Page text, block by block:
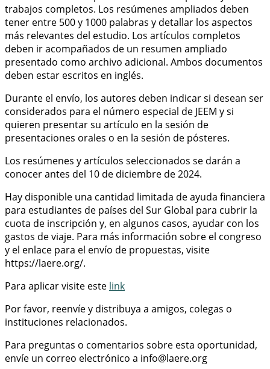
trabajos completos. Los resúmenes ampliados deben
tener entre 500 y 1000 palabras y detallar los aspectos
más relevantes del estudio. Los artículos completos
deben ir acompañados de un resumen ampliado
presentado como archivo adicional. Ambos documentos
deben estar escritos en inglés.
Durante el envío, los autores deben indicar si desean ser
considerados para el número especial de JEEM y si
quieren presentar su artículo en la sesión de
presentaciones orales o en la sesión de pósteres.
Los resúmenes y artículos seleccionados se darán a
conocer antes del 10 de diciembre de 2024.
Hay disponible una cantidad limitada de ayuda financiera
para estudiantes de países del Sur Global para cubrir la
cuota de inscripción y, en algunos casos, ayudar con los
gastos de viaje. Para más información sobre el congreso
y el enlace para el envío de propuestas, visite
https://laere.org/.
Para aplicar visite este link
Por favor, reenvíe y distribuya a amigos, colegas o
instituciones relacionados.
Para preguntas o comentarios sobre esta oportunidad,
envíe un correo electrónico a info@laere.org